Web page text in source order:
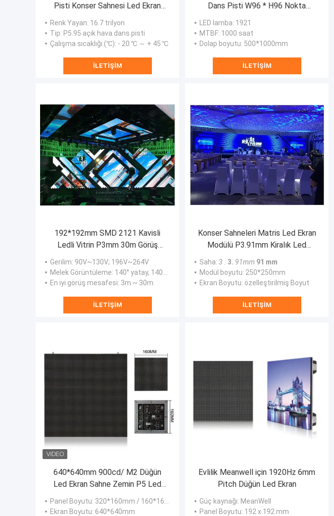
Pisti Konser Sahnesi Led Ekran
Renk Yayan: 16.7 trilyon
Tip: P5.95 açık hava dans pisti
Çalışma sıcaklığı (℃): - 20 ℃ ～ + 45 ℃
İLETIŞIM
Dans Pisti W96 * H96 Nokta
LED lamba: 1921
MTBF: 1000 saat
Dolap boyutu: 500*1000mm
İLETIŞIM
192*192mm SMD 2121 Kavisli
Ledli Vitrin P3mm 30m Görüş
Gerilim: 90V~130V; 196V~264V
Melek Görüntüleme: 140° yatay, 140° dikey
En iyi görüş mesafesi: 3m ~ 30m
İLETIŞIM
Konser Sahneleri Matris Led Ekran
Modülü P3.91mm Kiralık Led
Saha: 3 . 3. 91mm 91 mm
Modül boyutu: 250*250mm
Ekran Boyutu: özelleştirilmiş Boyut
İLETIŞIM
640*640mm 900cd/ M2 Düğün
Led Ekran Sahne Zemin P5 Led
Panel Boyutu: 320*160mm / 160*160mm
Ekran Boyutu: 640*640mm
Evlilik Meanwell için 1920Hz 6mm
Pitch Düğün Led Ekran
Güç kaynağı: MeanWell
Panel Boyutu: 192 x 192 mm